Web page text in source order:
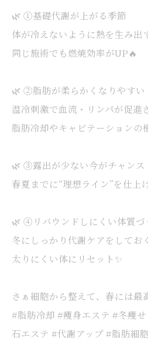
🌿 ①基礎代謝が上がる季節
体が冷えないように熱を生み出
同じ施術でも燃焼効率がUP🔥
🌿 ②脂肪が柔らかくなりやすい
温冷刺激で血流・リンパが促進
脂肪冷却やキャビテーションの
🌿 ③露出が少ない今がチャンス
春夏までに“理想ライン”を仕上
🌿 ④リバウンドしにくい体質づ
冬にしっかり代謝ケアをしてお
太りにくい体にリセット✨
さぁ細胞から整えて、春には最
#脂肪冷却 #痩身エステ #冬痩
石エステ #代謝アップ #脂肪細